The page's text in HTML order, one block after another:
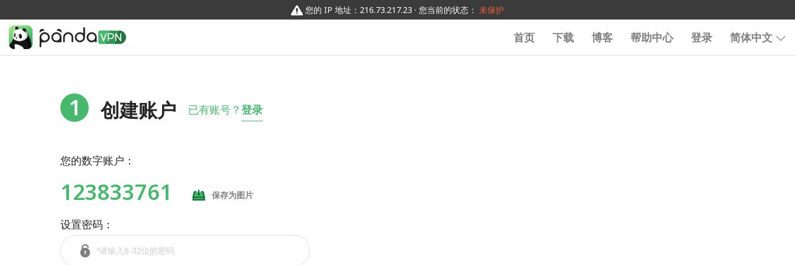
您的 IP 地址：216.73.217.23 · 您当前的状态： 未保护
首页 下载 博客 帮助中心 登录 简体中文
1 创建账户 已有账号？ 登录
您的数字账户：
123833761 保存为图片
设置密码：